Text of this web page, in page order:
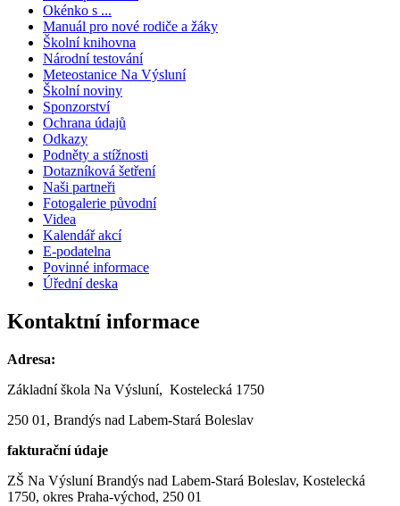
Okénko s ...
Manuál pro nové rodiče a žáky
Školní knihovna
Národní testování
Meteostanice Na Výsluní
Školní noviny
Sponzorství
Ochrana údajů
Odkazy
Podněty a stížnosti
Dotazníková šetření
Naši partneři
Fotogalerie původní
Videa
Kalendář akcí
E-podatelna
Povinné informace
Úřední deska
Kontaktní informace
Adresa:
Základní škola Na Výsluní, Kostelecká 1750
250 01, Brandýs nad Labem-Stará Boleslav
fakturační údaje
ZŠ Na Výsluní Brandýs nad Labem-Stará Boleslav, Kostelecká
1750, okres Praha-východ, 250 01